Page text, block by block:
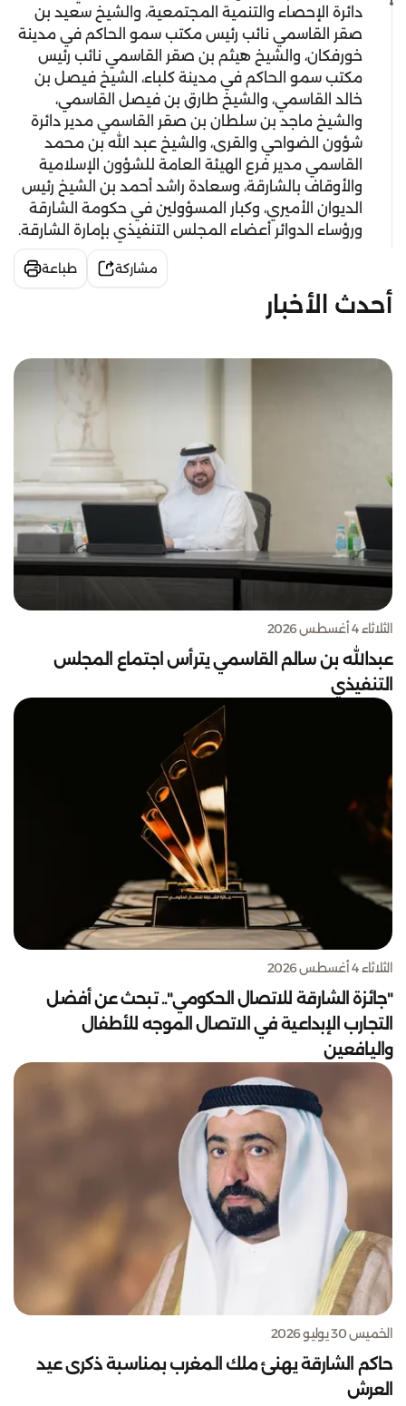
دائرة الإحصاء والتنمية المجتمعية، والشيخ سعيد بن
صقر القاسمي نائب رئيس مكتب سمو الحاكم في مدينة
خورفكان، والشيخ هيثم بن صقر القاسمي نائب رئيس
مكتب سمو الحاكم في مدينة كلباء، الشيخ فيصل بن
خالد القاسمي، والشيخ طارق بن فيصل القاسمي،
والشيخ ماجد بن سلطان بن صقر القاسمي مدير دائرة
شؤون الضواحي والقرى، والشيخ عبد الله بن محمد
القاسمي مدير فرع الهيئة العامة للشؤون الإسلامية
والأوقاف بالشارقة، وسعادة راشد أحمد بن الشيخ رئيس
الديوان الأميري، وكبار المسؤولين في حكومة الشارقة
ورؤساء الدوائر أعضاء المجلس التنفيذي بإمارة الشارقة.
مشاركة طباعة
أحدث الأخبار
الثلاثاء 4 أغسطس 2026
عبدالله بن سالم القاسمي يترأس اجتماع المجلس
التنفيذي
الثلاثاء 4 أغسطس 2026
"جائزة الشارقة للاتصال الحكومي".. تبحث عن أفضل
التجارب الإبداعية في الاتصال الموجه للأطفال
واليافعين
الخميس 30 يوليو 2026
حاكم الشارقة يهنئ ملك المغرب بمناسبة ذكرى عيد
العرش